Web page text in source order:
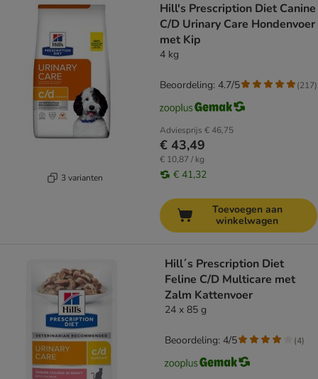
3 varianten
Hill's Prescription Diet Canine
C/D Urinary Care Hondenvoer
met Kip
4 kg
Adviesprijs € 46,75
€ 43,49
€ 10,87 / kg
€ 41,32
Beoordeling: 4.7/5 (217)
Toevoegen aan
winkelwagen
Hill´s Prescription Diet
Feline C/D Multicare met
Zalm Kattenvoer
24 x 85 g
Beoordeling: 4/5 (4)